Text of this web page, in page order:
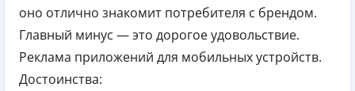
оно отлично знакомит потребителя с брендом.
Главный минус — это дорогое удовольствие.
Реклама приложений для мобильных устройств.
Достоинства: